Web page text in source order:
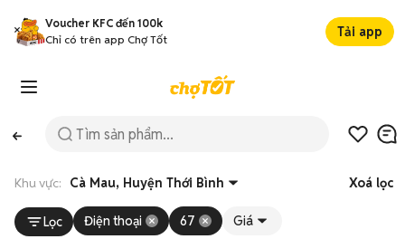
Voucher KFC đến 100k
Chỉ có trên app Chợ Tốt
Tải app
Khu vực: Cà Mau, Huyện Thới Bình Xoá lọc
Lọc Điện thoại 67 Giá